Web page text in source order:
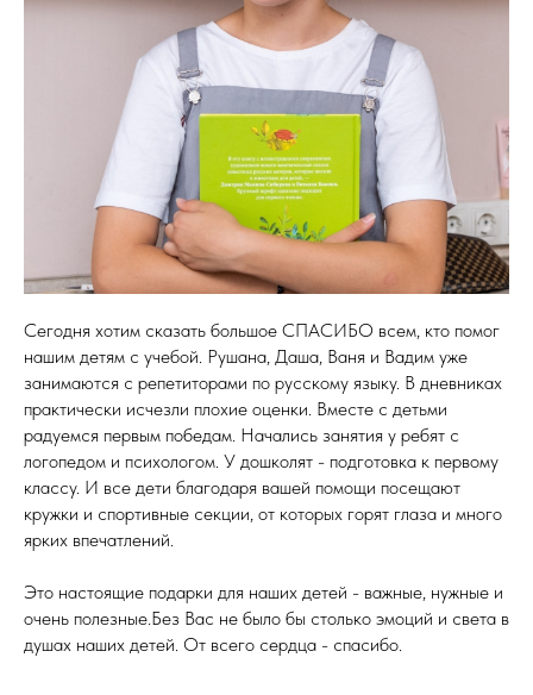
Сегодня хотим сказать большое СПАСИБО всем, кто помог
нашим детям с учебой. Рушана, Даша, Ваня и Вадим уже
занимаются с репетиторами по русскому языку. В дневниках
практически исчезли плохие оценки. Вместе с детьми
радуемся первым победам. Начались занятия у ребят с
логопедом и психологом. У дошколят - подготовка к первому
классу. И все дети благодаря вашей помощи посещают
кружки и спортивные секции, от которых горят глаза и много
ярких впечатлений.
Это настоящие подарки для наших детей - важные, нужные и
очень полезные.Без Вас не было бы столько эмоций и света в
душах наших детей. От всего сердца - спасибо.